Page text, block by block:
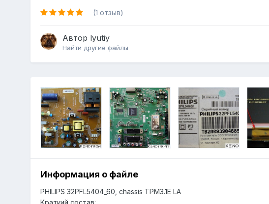
(1 отзыв)
Автор lyutiy
Найти другие файлы
Информация о файле
PHILIPS 32PFL5404_60, chassis TPM3.1E LA
Краткий состав: